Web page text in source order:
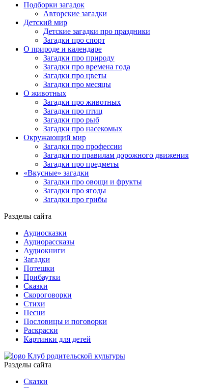
Подборки загадок
Авторские загадки
Детский мир
Детские загадки про праздники
Загадки про спорт
О природе и календаре
Загадки про природу
Загадки про времена года
Загадки про цветы
Загадки про месяцы
О животных
Загадки про животных
Загадки про птиц
Загадки про рыб
Загадки про насекомых
Окружающий мир
Загадки про профессии
Загадки по правилам дорожного движения
Загадки про предметы
«Вкусные» загадки
Загадки про овощи и фрукты
Загадки про ягоды
Загадки про грибы
Разделы сайта
Аудиосказки
Аудиорассказы
Аудиокниги
Загадки
Потешки
Прибаутки
Сказки
Скороговорки
Стихи
Песни
Пословицы и поговорки
Раскраски
Картинки для детей
Клуб родительской культуры
Разделы сайта
Сказки